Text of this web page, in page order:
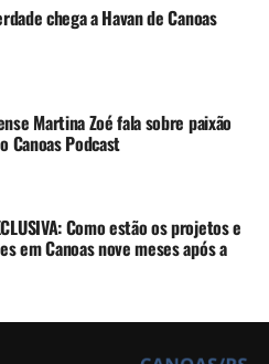
chega a Havan de Canoas
Martina Zoé fala sobre paixão
Canoas Podcast
Como estão os projetos e
em Canoas nove meses após a